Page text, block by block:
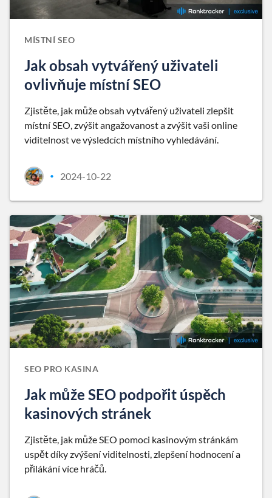
MÍSTNÍ SEO
Jak obsah vytvářený uživateli
ovlivňuje místní SEO
Zjistěte, jak může obsah vytvářený uživateli zlepšit
místní SEO, zvýšit angažovanost a zvýšit vaši online
viditelnost ve výsledcích místního vyhledávání.
• 2024-10-22
SEO PRO KASINA
Jak může SEO podpořit úspěch
kasinových stránek
Zjistěte, jak může SEO pomoci kasinovým stránkám
uspět díky zvýšení viditelnosti, zlepšení hodnocení a
přilákání více hráčů.